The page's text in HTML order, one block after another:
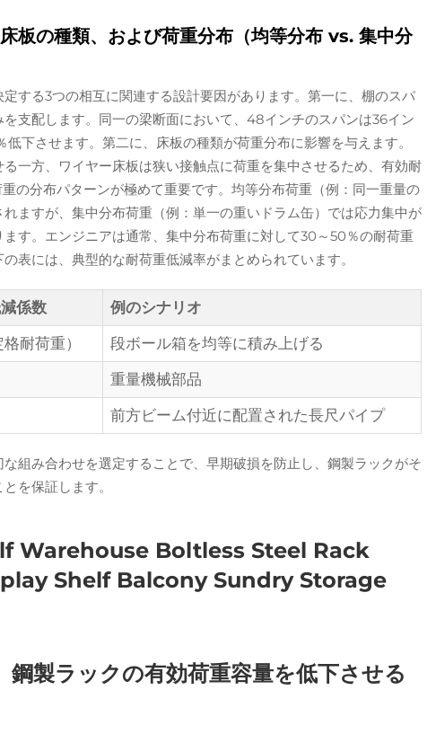
板の種類、および荷重分布（均等分布 vs. 集中分
する3つの相互に関連する設計要因があります。第一に、棚のスパ
配します。同一の梁断面において、48インチのスパンは36イン
下させます。第二に、床板の種類が荷重分布に影響を与えます。
一方、ワイヤー床板は狭い接触点に荷重を集中させるため、有効耐
の分布パターンが極めて重要です。均等分布荷重（例：同一重量の
ますが、集中分布荷重（例：単一の重いドラム缶）では応力集中が
す。エンジニアは通常、集中分布荷重に対して30～50％の耐荷重
表には、典型的な耐荷重低減率がまとめられています。
係数
例のシナリオ
耐荷重）
段ボール箱を均等に積み上げる
重量機械部品
前方ビーム付近に配置された長尺パイプ
組み合わせを選定することで、早期破損を防止し、鋼製ラックがそ
を保証します。
鋼製ラックの有効荷重容量を低下させる